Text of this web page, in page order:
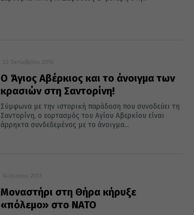
22 Οκτωβρίου 2016
Ο Άγιος Αβέρκιος και το άνοιγμα των
κρασιών στη Σαντορίνη!
Σύμφωνα με την ιστορική παράδοση που συνοδεύει τη
Σαντορίνη, ο εορτασμός του Αγίου Αβερκίου είναι
άρρηκτα συνδεδεμένος με το άνοιγμα...
14 Ιουνίου 2013
Μοναστήρι στη Θήρα κήρυξε
«πόλεμο» στο ΝΑΤΟ